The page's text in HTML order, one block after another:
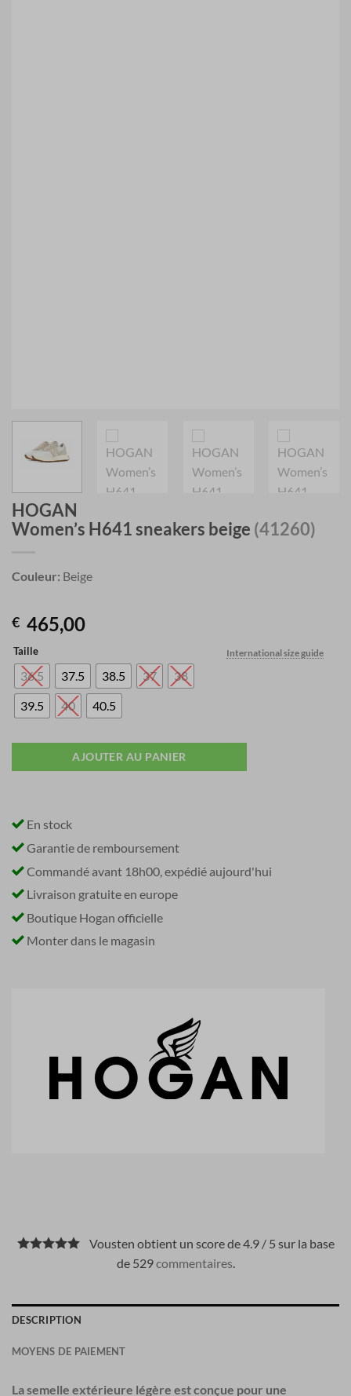
HOGAN
Women’s H641 sneakers beige (41260)
Couleur: Beige
€ 465,00
International size guide
Taille
36.5 37.5 38.5 37
38
39.5
40 40.5
AJOUTER AU PANIER
En stock
Garantie de remboursement
Commandé avant 18h00, expédié aujourd'hui
Livraison gratuite en europe
Boutique Hogan officielle
Monter dans le magasin
Vousten obtient un score de 4.9 / 5 sur la base
de 529commentaires
DESCRIPTION
MOYENS DE PAIEMENT
La semelle extérieure légère est conçue pour une